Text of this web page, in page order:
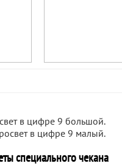
в цифре 9 большой.
в цифре 9 малый.
специального чекана